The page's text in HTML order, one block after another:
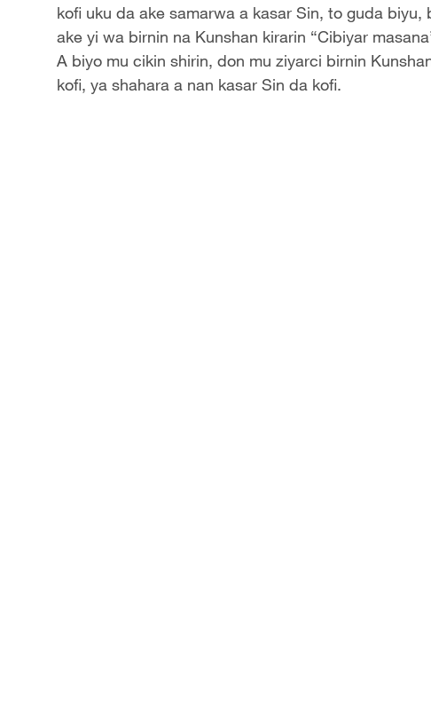
kofi uku da ake samarwa a kasar Sin, to guda
ake yi wa birnin na Kunshan kirarin “Cibiyar
A biyo mu cikin shirin, don mu ziyarci birnin
kofi, ya shahara a nan kasar Sin da kofi.